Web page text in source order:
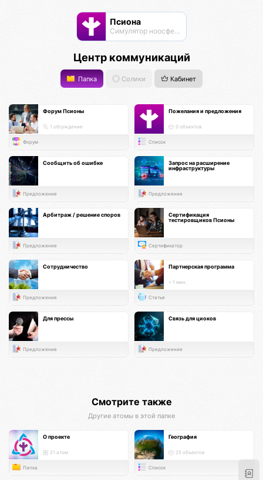
Псиона
Cимулятор ноосферы
Центр коммуникаций
Папка Солики Кабинет
Форум Псионы
1 обсуждение
Форум
Пожелания и предложения
0 объектов
Список
Сообщить об ошибке
Предложение
Запрос на расширение
инфраструктуры
Предложение
Арбитраж / решение споров
Предложение
Сертификация
тестировщиков Псионы
Сертификатор
Сотрудничество
Предложение
Партнерская программа
< 1 мин.
Статья
Для прессы
Предложение
Связь для циоков
Предложение
Смотрите также
Другие атомы в этой папке
О проекте
21 атом
Папка
География
25 объектов
Список